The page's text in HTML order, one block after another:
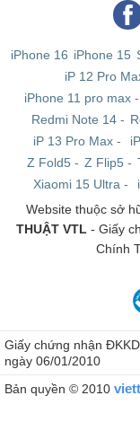
iPhone 16 iPhone 15
iP 12 Pro
iPhone 11 pro max-
Redmi Note 14 -
iP 13 Pro Max -
Z Fold5 - Z Flip5 -
Xiaomi 15 Ultra -
Website thuộc sở
THUẬT VTL - Giấy
Chính
Giấy chứng nhận
ngày 06/01/2010
Bản quyền © 2010